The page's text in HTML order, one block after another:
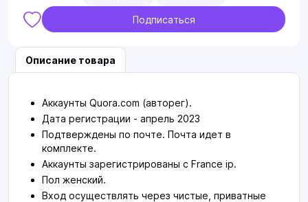
Подписаться
Описание товара
Аккаунты Quora.com (авторег).
Дата регистрации - апрель 2023
Подтверждены по почте. Почта идет в
комплекте.
Аккаунты зарегистрированы с France ip.
Пол женский.
Вход осуществлять через чистые, приватные